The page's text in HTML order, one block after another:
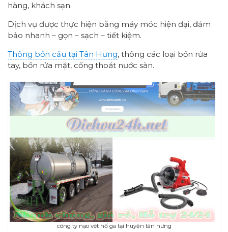
hàng, khách sạn.
Dịch vụ được thực hiện bằng máy móc hiện đại, đảm
bảo nhanh – gọn – sạch – tiết kiệm.
Thông bồn cầu tại Tân Hưng, thông các loại bồn rửa
tay, bồn rửa mặt, cống thoát nước sàn.
công ty nạo vét hố ga tại huyện tân hưng